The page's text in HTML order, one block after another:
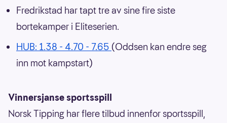
Fredrikstad har tapt tre av sine fire siste
bortekamper i Eliteserien.
HUB: 1.38 - 4.70 - 7.65 (Oddsen kan endre seg
inn mot kampstart)
Vinnersjanse sportsspill
Norsk Tipping har flere tilbud innenfor sportsspill,